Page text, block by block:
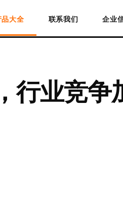
品大全 联系我们 企业
行业竞争